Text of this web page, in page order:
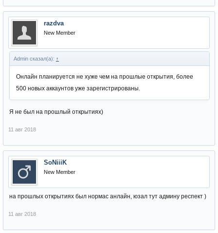
razdva
New Member
Admin сказал(а): ↑
Онлайн планируется не хуже чем на прошлые открытия, более
500 новых аккаунтов уже зарегистрированы.
Я не был на прошлый открытиях)
11 авг 2018
SoNiiiK
New Member
на прошлых открытиях был нормас анлайн, юзал тут админу респект )
11 авг 2018